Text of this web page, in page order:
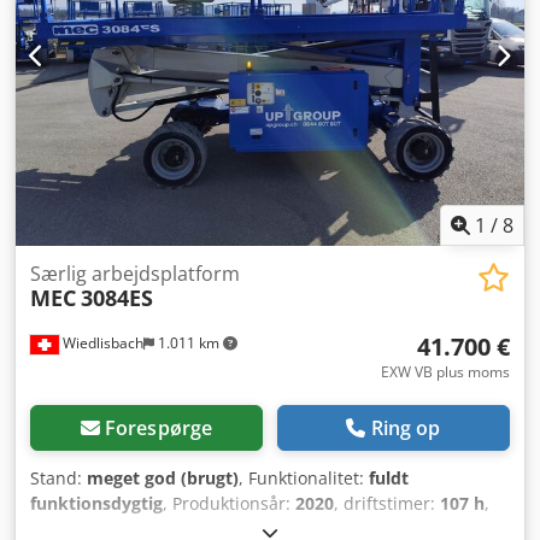
procent, frihøjde:250 mm, farve:blå, Udstyr:
firehjulstræk, sodfilter, MEC 3084RT, hastighedsindstilling
Selvnivellerende liftplatform Meget god stand Fungerer
perfekt Djdpfszimtgox Amxsck Ved salg gennemgås den et
serviceeftersyn Dieselmotor med partikelfilter
1 /8
Wiedlisbach 1.011 km
Særlig arbejdsplatform
MEC3084ES
41.700 €
EXW VB plus moms
Forespørge Ring op
Stand: meget god (brugt), Funktionalitet: fuldt
funktionsdygtig, Produktionsår: 2020, driftstimer: 107 h,
11700154